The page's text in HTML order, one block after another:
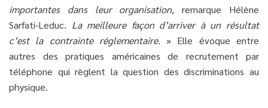
importantes dans leur organisation, remarque Hélène
Sarfati-Leduc. La meilleure façon d’arriver à un résultat
c’est la contrainte réglementaire.» Elle évoque entre
autres des pratiques américaines de recrutement par
téléphone qui règlent la question des discriminations au
physique.